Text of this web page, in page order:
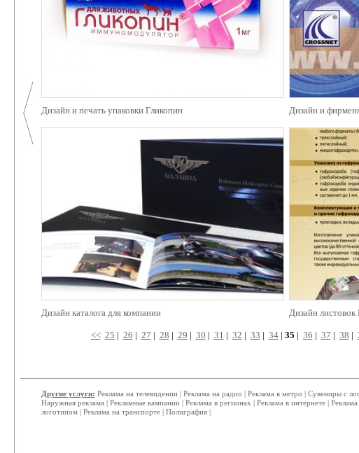
Дизайн и печать упаковки Гликопин Дизайн и
Дизайн каталога для компании Дизайн листовок
<< 25 | 26 | 27 | 28 | 29 | 30 | 31 | 32 | 33 | 34| 35 | 36 | 37 | 38 |
Другие услуги: Реклама на телевидении| Реклама на радио | Реклама в метро | Сувениры с
Наружная реклама | Рекламные кампании| Реклама в регионах | Реклама в интернете| Реклама
логотипом| Реклама на транспорте| Полиграфия|